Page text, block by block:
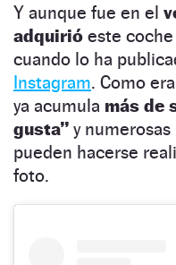
Y aunque fue en el
adquirió este
cuando lo ha
Instagram. Como
ya acumula más de
gusta” y
pueden hacerse
foto.